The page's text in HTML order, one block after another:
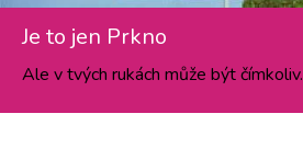
Je to jen Prkno
Ale v tvých rukách může být čímkoliv.